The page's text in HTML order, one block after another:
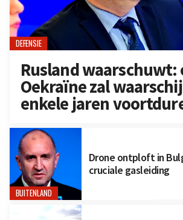
DEFENSIE
Rusland waarschuwt:
Oekraïne zal
enkele jaren
BUITENLAND
Drone ontploft in
cruciale gasleiding